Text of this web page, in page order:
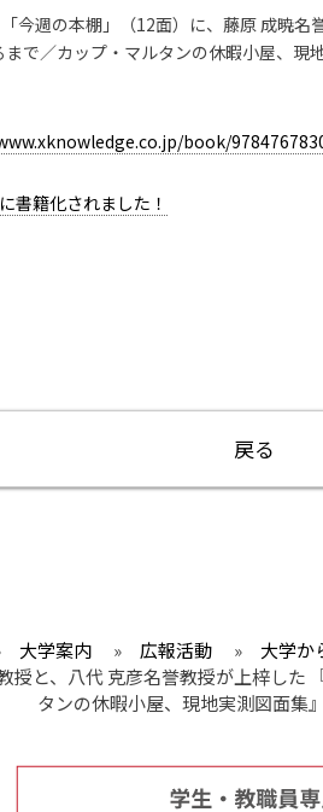
今週の本棚」（12面）に、藤原 成暁名
で／カップ・マルタンの休暇小屋、現
book/
書籍化されました！
戻る
大学案内 » 広報活動 » 大学か
授と、八代 克彦名誉教授が上梓し
タンの休暇小屋、現地実測図面集